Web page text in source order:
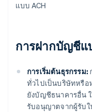
แบบ ACH
การฝากบัญชีแ
การเริ่มต้นธุรกรรม:
ทั่วไปเป็นบริษัทหรือ
ยังบัญชีธนาคารอื่น
รับอนุญาตจากผู้รับ